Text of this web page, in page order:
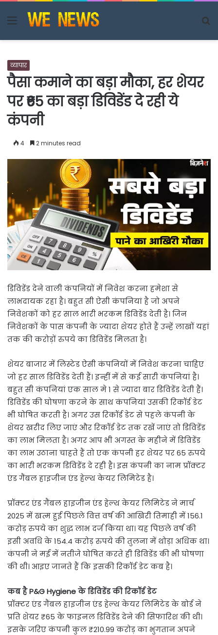
Menu
व्यापार
पैसा कमाने का बड़ा मौका, हर शेयर
पर ₹65 का बड़ा डिविडेंड दे रही ये
कंपनी
4 2 minutes read
डिविडेंड देने वाली कंपनियों में निवेश करना हमेशा से
लाभदायक रहा है। बहुत सी ऐसी कंपनियां है जो अपने
निवेशकों को हर साल भारी भरकम डिविडेंड देती है। जिन
निवेशकों के पास कंपनी के ज्यादा शेयर होते हैं उन्हें लाखों यहां
तक की करोड़ों रुपये का डिविडेंड मिलता है।
शेयर बाजार में लिस्टेड ऐसी कंपनियों में निवेश करना चाहिए
जो हर साल डिविडेंड देती हैं। इन्हीं में से कई सारी कंपनियां है।
बहुत सी कंपनियां एक साल मे 1 से ज्यादा बार डिविडेंड देती हैं।
डिविडेंड की घोषणा करने के साथ कंपनियां उसकी रिकॉर्ड डेट
भी घोषित करती है। अगर उस रिकॉर्ड डेट से पहले कंपनी के
शेयर खरीद लिए जाएं और रिकॉर्ड डेट तक रखें जाएं तो डिविडेंड
का लाभ मिलता है। अगर आप भी अगस्त के महीने में डिविडेंड
का लाभ उठाना चाहते हैं तो एक कंपनी हर शेयर पर 65 रुपये
का भारी भरकम डिविडेंड दे रही है। इस कंपनी का नाम प्रॉक्टर
एंड गैंबल हाइजीन एंड हेल्थ केयर लिमिटेड है।
प्रॉक्टर एंड गैंबल हाइजीन एंड हेल्थ केयर लिमिटेड ने मार्च
2025 में खत्म हुई पिछले वित्त वर्ष की आखिरी तिमाही में 156.1
करोड़ रुपये का शुद्ध लाभ दर्ज किया था। यह पिछले वर्ष की
इसी अवधि के 154.4 करोड़ रुपये की तुलना में थोड़ा अधिक था।
कंपनी ने मई में नतीजे घोषित करते ही डिविडेंड की भी घोषणा
की थी। आइए जानते हैं कि इसकी रिकॉर्ड डेट कब है।
कब है P&G Hygiene के डिविडेंड की रिकॉर्ड डेट
प्रॉक्टर एंड गैंबल हाइजीन एंड हेल्थ केयर लिमिटेड के बोर्ड ने
प्रति शेयर ₹65 के फाइनल डिविडेंड देने की सिफारिश की थी।
इसके जरिए कंपनी कुल ₹210.99 करोड़ का भुगतान अपने